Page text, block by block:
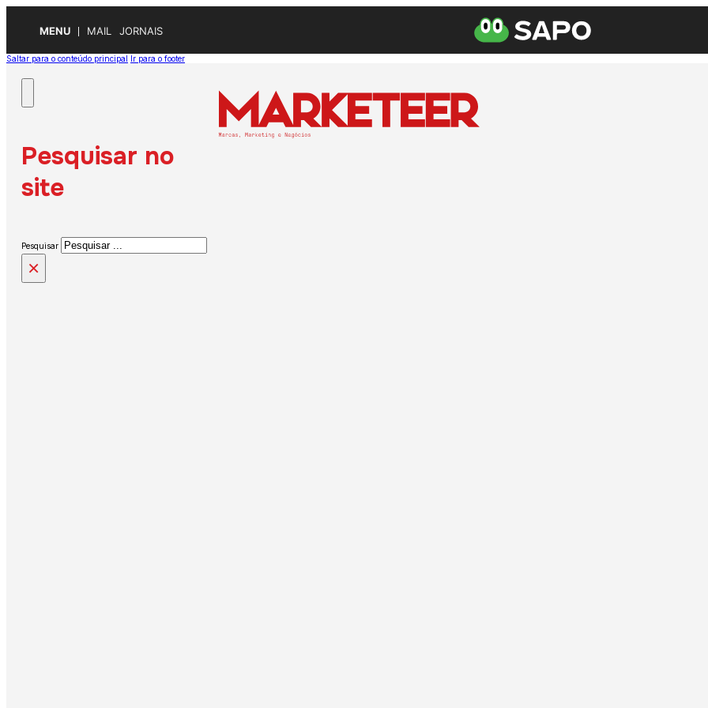
MENU MAIL JORNAIS
Saltar para o conteúdo principal Ir para o footer
Pesquisar no
site
Pesquisar
×